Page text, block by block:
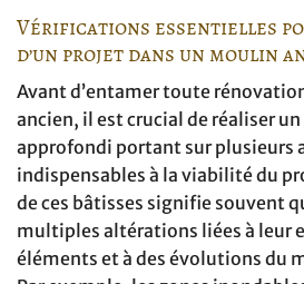
Vérifications essentielles
d’un projet dans un moulin
Avant d’entamer toute
ancien, il est crucial de réaliser
approfondi portant sur plusieurs
indispensables à la viabilité du
de ces bâtisses signifie souvent
multiples altérations liées à leur
éléments et à des évolutions du